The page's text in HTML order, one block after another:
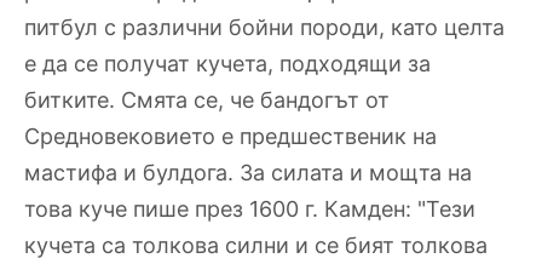
питбул с различни бойни породи, като целта
е да се получат кучета, подходящи за
битките. Смята се, че бандогът от
Средновековието е предшественик на
мастифа и булдога. За силата и мощта на
това куче пише през 1600 г. Камден: "Тези
кучета са толкова силни и се бият толкова